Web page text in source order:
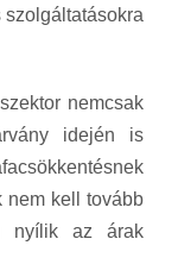
nemcsak
idején is
nem kell tovább
nyílik az árak